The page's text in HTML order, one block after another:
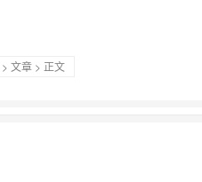
> 文章 > 正文